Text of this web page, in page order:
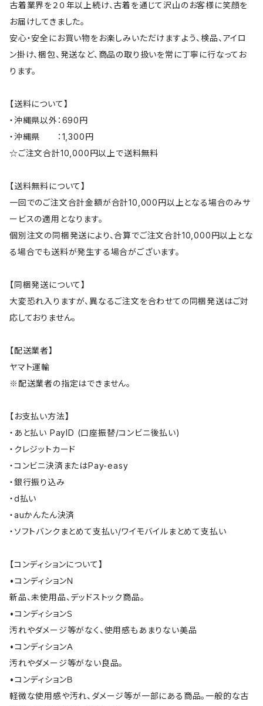
古着業界を２０年以上続け、古着を通じて沢山のお客様に笑顔を
お届けしてきました。
安心・安全にお買い物をお楽しみいただけますよう、検品、アイロ
ン掛け、梱包、発送など、商品の取り扱いを常に丁寧に行なってお
ります。
【送料について】
・沖縄県以外：690円
・沖縄県 ：1,300円
☆ご注文合計10,000円以上で送料無料
【送料無料について】
一回でのご注文合計金額が合計10,000円以上となる場合のみサ
ービスの適用となります。
個別注文の同梱発送により、合算でご注文合計10,000円以上とな
る場合でも送料が発生する場合がございます。
【同梱発送について】
大変恐れ入りますが、異なるご注文を合わせての同梱発送はご対
応しておりません。
【配送業者】
ヤマト運輸
※配送業者の指定はできません。
【お支払い方法】
・あと払い PayID (口座振替/コンビニ後払い)
・クレジットカード
・コンビニ決済またはPay-easy
・銀行振り込み
・d払い
・auかんたん決済
・ソフトバンクまとめて支払い/ワイモバイルまとめて支払い
【コンディションについて】
•コンディションＮ
新品、未使用品、デッドストック商品。
•コンディションＳ
汚れやダメージ等がなく、使用感もあまりない美品
•コンディションＡ
汚れやダメージ等がない良品。
•コンディションＢ
軽微な使用感や汚れ、ダメージ等が一部にある商品。一般的な古